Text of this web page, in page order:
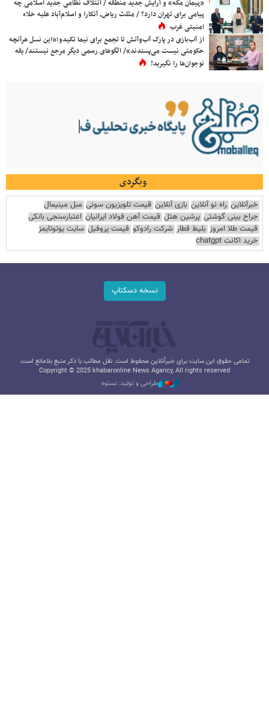
«پیمان مکه» و آرایش جدید منطقه / ائتلاف نظامی جدید اسلامی چه
پیامی برای تهران دارد؟ / مثلث ریاض، آنکارا و اسلام‌آباد علیه خلاء
امنیتی غرب
از آب‌بازی در پارک آب‌وآتش تا تجمع برای نیما تکیدو؛«این نسل هرآنچه
حکومتی نیست می‌پسندند»/ الگوهای رسمی دیگر مرجع نیستند/ یقه
نوجوان‌ها را نگیرید!
وبگردی
خبرآنلاین راه نو آنلاین بازی آنلاین قیمت تلویزیون سونی مبل مینیمال
جراح بینی گوشتی پرشین هتل قیمت آهن فولاد ایرانیان اعتبارسنجی بانکی
قیمت طلا امروز بلیط قطار شرکت رادوکو قیمت پروفیل سایت یوتوتایمز
خرید اکانت chatgpt
نسخه دسکتاپ
تمامی حقوق این سایت برای خبرآنلاین محفوظ است. نقل مطالب با ذکر منبع بلامانع است.
Copyright © 2025 khabaronline News Agancy, All rights reserved
طراحی و تولید: نستوه